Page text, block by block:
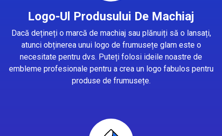
Logo-Ul Produsului De Machiaj
Dacă dețineți o marcă de machiaj sau plănuiți să o lansați,
atunci obținerea unui logo de frumusețe glam este o
necesitate pentru dvs. Puteți folosi ideile noastre de
embleme profesionale pentru a crea un logo fabulos pentru
produse de frumusețe.